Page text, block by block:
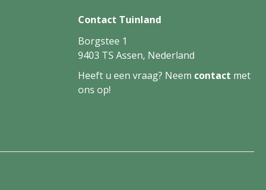
Contact Tuinland
Borgstee 1
9403 TS Assen, Nederland
Heeft u een vraag? Neem contact met
ons op!